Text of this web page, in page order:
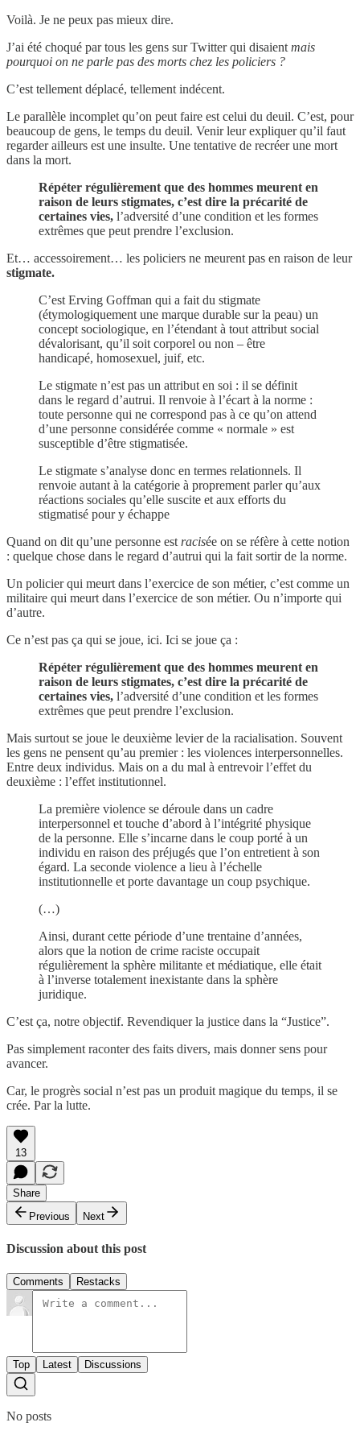
Voilà. Je ne peux pas mieux dire.
J’ai été choqué par tous les gens sur Twitter qui disaient mais
pourquoi on ne parle pas des morts chez les policiers ?
C’est tellement déplacé, tellement indécent.
Le parallèle incomplet qu’on peut faire est celui du deuil. C’est, pour
beaucoup de gens, le temps du deuil. Venir leur expliquer qu’il faut
regarder ailleurs est une insulte. Une tentative de recréer une mort
dans la mort.
Répéter régulièrement que des hommes meurent en
raison de leurs stigmates, c’est dire la précarité de
certaines vies, l’adversité d’une condition et les formes
extrêmes que peut prendre l’exclusion.
Et… accessoirement… les policiers ne meurent pas en raison de leur
stigmate.
C’est Erving Goffman qui a fait du stigmate
(étymologiquement une marque durable sur la peau) un
concept sociologique, en l’étendant à tout attribut social
dévalorisant, qu’il soit corporel ou non – être
handicapé, homosexuel, juif, etc.
Le stigmate n’est pas un attribut en soi : il se définit
dans le regard d’autrui. Il renvoie à l’écart à la norme :
toute personne qui ne correspond pas à ce qu’on attend
d’une personne considérée comme « normale » est
susceptible d’être stigmatisée.
Le stigmate s’analyse donc en termes relationnels. Il
renvoie autant à la catégorie à proprement parler qu’aux
réactions sociales qu’elle suscite et aux efforts du
stigmatisé pour y échappe
Quand on dit qu’une personne est racisée on se réfère à cette notion
: quelque chose dans le regard d’autrui qui la fait sortir de la norme.
Un policier qui meurt dans l’exercice de son métier, c’est comme un
militaire qui meurt dans l’exercice de son métier. Ou n’importe qui
d’autre.
Ce n’est pas ça qui se joue, ici. Ici se joue ça :
Répéter régulièrement que des hommes meurent en
raison de leurs stigmates, c’est dire la précarité de
certaines vies, l’adversité d’une condition et les formes
extrêmes que peut prendre l’exclusion.
Mais surtout se joue le deuxième levier de la racialisation. Souvent
les gens ne pensent qu’au premier : les violences interpersonnelles.
Entre deux individus. Mais on a du mal à entrevoir l’effet du
deuxième : l’effet institutionnel.
La première violence se déroule dans un cadre
interpersonnel et touche d’abord à l’intégrité physique
de la personne. Elle s’incarne dans le coup porté à un
individu en raison des préjugés que l’on entretient à son
égard. La seconde violence a lieu à l’échelle
institutionnelle et porte davantage un coup psychique.
(…)
Ainsi, durant cette période d’une trentaine d’années,
alors que la notion de crime raciste occupait
régulièrement la sphère militante et médiatique, elle était
à l’inverse totalement inexistante dans la sphère
juridique.
C’est ça, notre objectif. Revendiquer la justice dans la “Justice”.
Pas simplement raconter des faits divers, mais donner sens pour
avancer.
Car, le progrès social n’est pas un produit magique du temps, il se
crée. Par la lutte.
13
Share
Previous
Next
Discussion about this post
Comments Restacks
Top Latest Discussions
No posts